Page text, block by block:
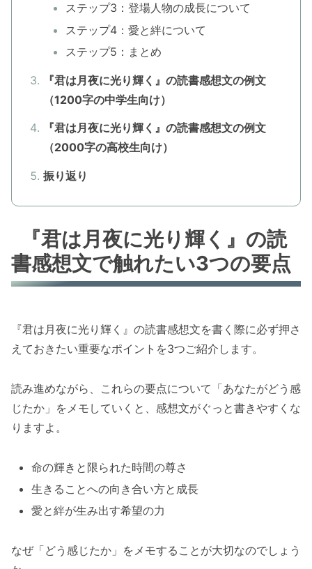
ステップ3：登場人物の成長について
ステップ4：愛と絆について
ステップ5：まとめ
『君は月夜に光り輝く』の読書感想文の例文
（1200字の中学生向け）
『君は月夜に光り輝く』の読書感想文の例文
（2000字の高校生向け）
振り返り
『君は月夜に光り輝く』の読
書感想文で触れたい3つの要点
『君は月夜に光り輝く』の読書感想文を書く際に必ず押さ
えておきたい重要なポイントを3つご紹介します。
読み進めながら、これらの要点について「あなたがどう感
じたか」をメモしていくと、感想文がぐっと書きやすくな
りますよ。
命の輝きと限られた時間の尊さ
生きることへの向き合い方と成長
愛と絆が生み出す希望の力
なぜ「どう感じたか」をメモすることが大切なのでしょう